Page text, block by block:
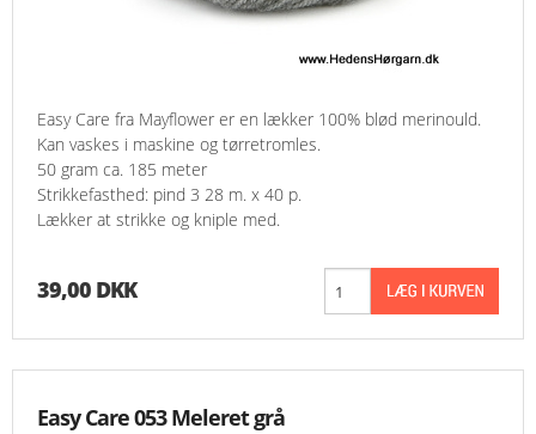
Easy Care fra Mayflower er en lækker 100% blød merinould.
Kan vaskes i maskine og tørretromles.
50 gram ca. 185 meter
Strikkefasthed: pind 3 28 m. x 40 p.
Lækker at strikke og kniple med.
39,00 DKK
Easy Care 053 Meleret grå